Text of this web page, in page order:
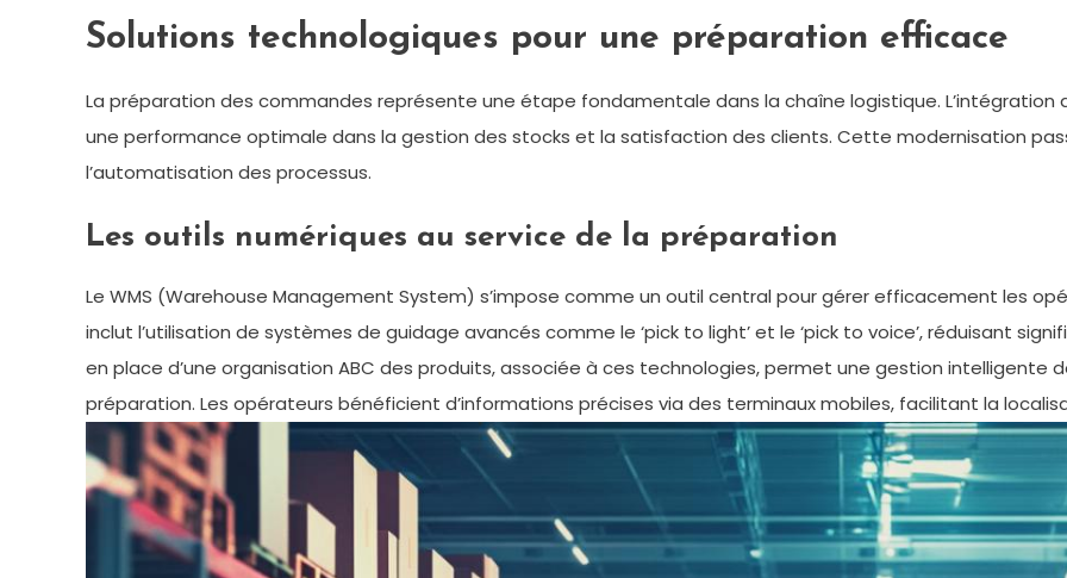
Solutions technologiques pour une préparation efficace
La préparation des commandes représente une étape fondamentale dans la chaîne logistique.
une performance optimale dans la gestion des stocks et la satisfaction des clients. Cette modernisation
l’automatisation des processus.
Les outils numériques au service de la préparation
Le WMS (Warehouse Management System) s’impose comme un outil central pour gérer efficacement les
inclut l’utilisation de systèmes de guidage avancés comme le ‘pick to light’ et le ‘pick to voice’, réduisant
en place d’une organisation ABC des produits, associée à ces technologies, permet une gestion
préparation. Les opérateurs bénéficient d’informations précises via des terminaux mobiles, facilitant la